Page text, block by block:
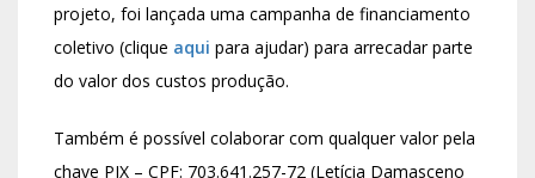
projeto, foi lançada uma campanha de financiamento
coletivo (clique aqui para ajudar) para arrecadar parte
do valor dos custos produção.
Também é possível colaborar com qualquer valor pela
chave PIX – CPF: 703.641.257-72 (Letícia Damasceno